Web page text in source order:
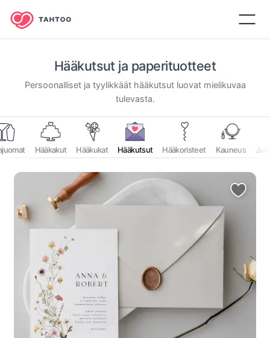
Hääkutsut ja paperituotteet
Persoonalliset ja tyylikkäät hääkutsut luovat mielikuvaa
tulevasta.
Hääkakut Hääkukat Hääkutsut Hääkoristeet Kauneus